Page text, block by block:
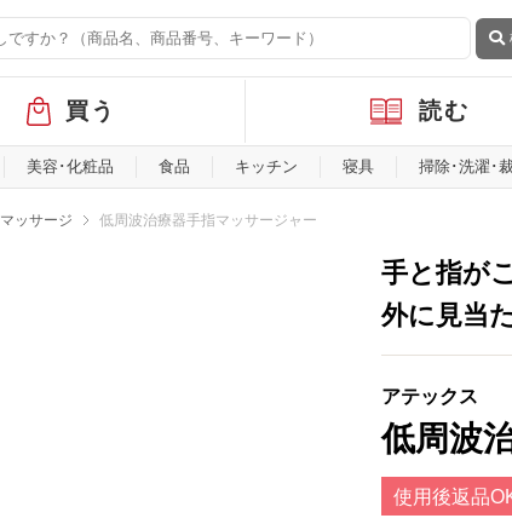
買う 読む
美容･化粧品 食品 キッチン 寝具 掃除･洗濯･
マッサージ 低周波治療器手指マッサージャー
手と指が
外に見当
アテックス
低周波
使用後返品